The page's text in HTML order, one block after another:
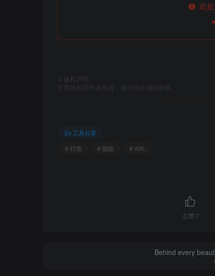
此
版权声明
文章版权归作者所有，未经允许请勿转载。
工具分享
# 灯塔
# 指纹 # ARL
点赞 7
Behind every